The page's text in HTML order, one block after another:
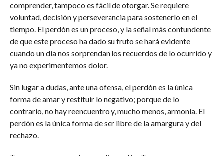
comprender, tampoco es fácil de otorgar. Se requiere
voluntad, decisión y perseverancia para sostenerlo en el
tiempo. El perdón es un proceso, y la señal más contundente
de que este proceso ha dado su fruto se hará evidente
cuando un día nos sorprendan los recuerdos de lo ocurrido y
ya no experimentemos dolor.
Sin lugar a dudas, ante una ofensa, el perdón es la única
forma de amar y restituir lo negativo; porque de lo
contrario, no hay reencuentro y, mucho menos, armonía. El
perdón es la única forma de ser libre de la amargura y del
rechazo.